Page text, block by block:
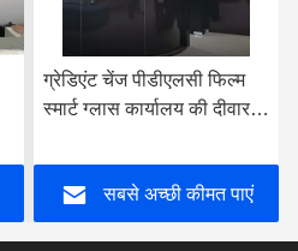
ग्रेडिएंट चेंज पीडीएलसी फिल्म
स्मार्ट ग्लास कार्यालय की दीवार के
सबसे अच्छी कीमत पाएं